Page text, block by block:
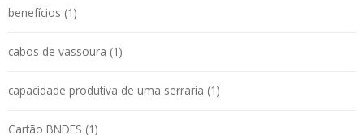
benefícios (1)
cabos de vassoura (1)
capacidade produtiva de uma serraria (1)
Cartão BNDES (1)